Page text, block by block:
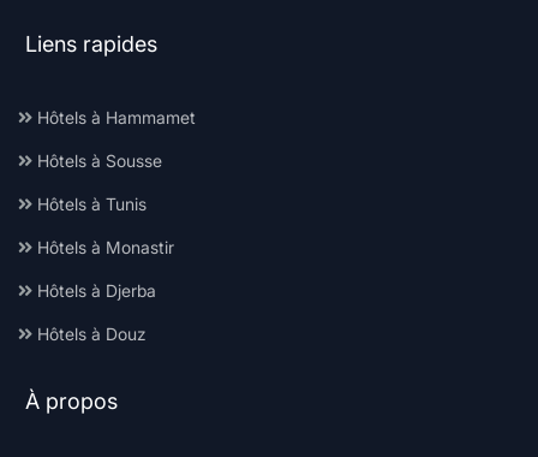
Liens rapides
Hôtels à Hammamet
Hôtels à Sousse
Hôtels à Tunis
Hôtels à Monastir
Hôtels à Djerba
Hôtels à Douz
À propos